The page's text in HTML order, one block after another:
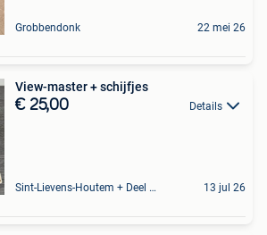
Grobbendonk 22 mei 26
View-master + schijfjes
€ 25,00 Details
Sint-Lievens-Houtem + Deel Oombergen 13 jul 26